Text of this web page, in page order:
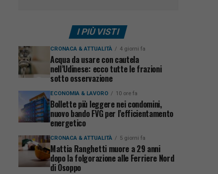
I PIÙ VISTI
CRONACA & ATTUALITÀ 4 giorni fa
Acqua da usare con cautela
nell’Udinese: ecco tutte le frazioni
sotto osservazione
ECONOMIA & LAVORO 10 ore fa
Bollette più leggere nei condomini,
nuovo bando FVG per l’efficientamento
energetico
CRONACA & ATTUALITÀ 5 giorni fa
Mattia Ranghetti muore a 29 anni
dopo la folgorazione alle Ferriere Nord
di Osoppo